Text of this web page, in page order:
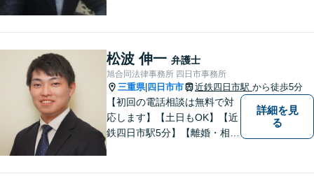
す。明瞭会計を心がけていま
す。まずはお気軽にご相談
を！
松波 伸一 弁護士
旭合同法律事務所 四日市事務所
三重県| 四日市市 近鉄四日市駅 から徒歩5分
【初回の電話相談は無料で対
応します】【土日もOK】【近
鉄四日市駅5分】【離婚・相続
詳細を見
る